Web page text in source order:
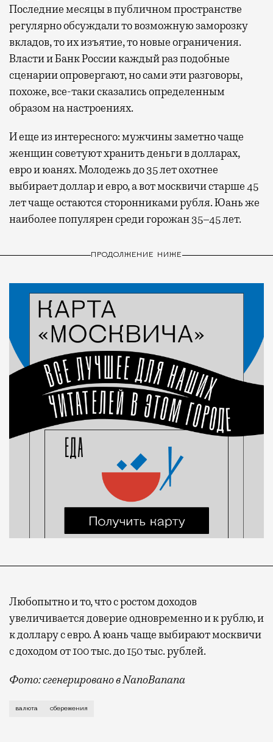
Последние месяцы в публичном пространстве
регулярно обсуждали то возможную заморозку
вкладов, то их изъятие, то новые ограничения.
Власти и Банк России каждый раз подобные
сценарии опровергают, но сами эти разговоры,
похоже, все-таки сказались определенным
образом на настроениях.
И еще из интересного: мужчины заметно чаще
женщин советуют хранить деньги в долларах,
евро и юанях. Молодежь до 35 лет охотнее
выбирает доллар и евро, а вот москвичи старше 45
лет чаще остаются сторонниками рубля. Юань же
наиболее популярен среди горожан 35–45 лет.
ПРОДОЛЖЕНИЕ НИЖЕ
Любопытно и то, что с ростом доходов
увеличивается доверие одновременно и к рублю, и
к доллару с евро. А юань чаще выбирают москвичи
с доходом от 100 тыс. до 150 тыс. рублей.
Фото: сгенерировано в NanoBanana
Если год назад большинство москвичей были
валюта сбережения